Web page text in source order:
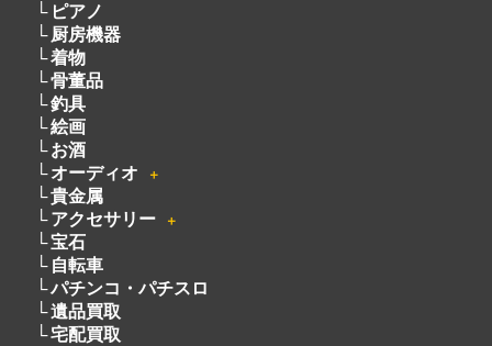
ピアノ
厨房機器
着物
骨董品
釣具
絵画
お酒
オーディオ
＋
貴金属
アクセサリー
＋
宝石
自転車
パチンコ・パチスロ
遺品買取
宅配買取